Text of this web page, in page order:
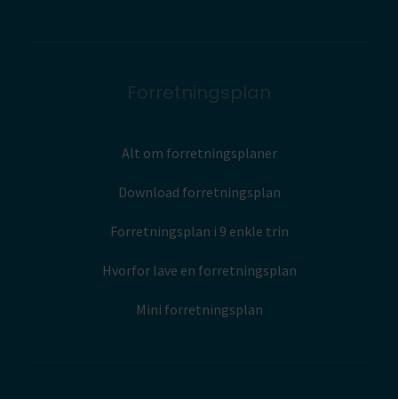
Forretningsplan
Alt om forretningsplaner
Download forretningsplan
Forretningsplan i 9 enkle trin
Hvorfor lave en forretningsplan
Mini forretningsplan